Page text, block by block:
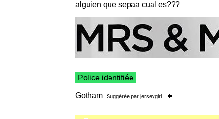
alguien que sepaa cual es???
Police identifiée
Gotham Suggérée par jerseygirl